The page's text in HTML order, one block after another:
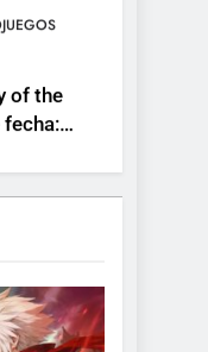
fecha:
Wicked
1.0
y PC